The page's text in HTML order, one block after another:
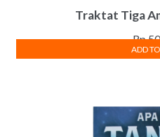
Traktat Tiga
Rp
ADD